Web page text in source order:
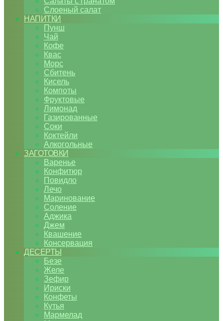
Слоеный салат
НАПИТКИ
Пунш
Чай
Кофе
Квас
Морс
Сбитень
Кисель
Компоты
Фруктовые
Лимонад
Газированные
Соки
Коктейли
Алкогольные
ЗАГОТОВКИ
Варенье
Конфитюр
Повидло
Лечо
Маринование
Соление
Аджика
Джем
Квашение
Консервация
ДЕСЕРТЫ
Безе
Желе
Зефир
Ириски
Конфеты
Кутья
Мармелад